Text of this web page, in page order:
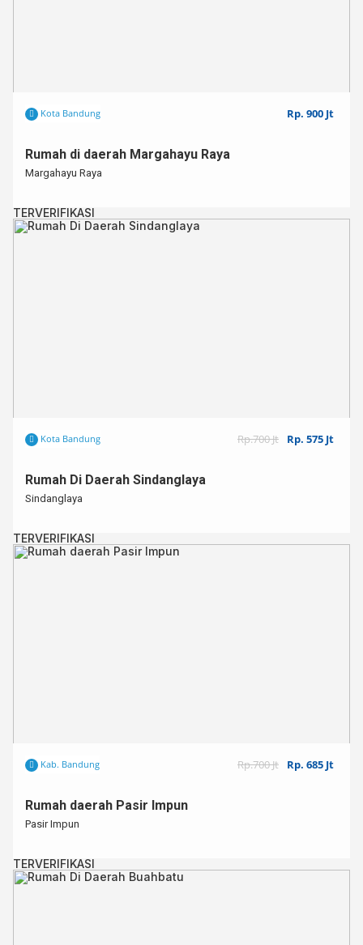
Kota Bandung Rp. 900 Jt
Rumah di daerah Margahayu Raya
Margahayu Raya
TERVERIFIKASI
Kota Bandung Rp.700 Jt Rp. 575 Jt
Rumah Di Daerah Sindanglaya
Sindanglaya
TERVERIFIKASI
Kab. Bandung Rp.700 Jt Rp. 685 Jt
Rumah daerah Pasir Impun
Pasir Impun
TERVERIFIKASI